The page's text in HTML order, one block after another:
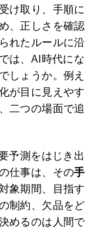
け取り、手順に
、正しさを確認
れたルールに沿
は、AI時代にな
しょうか。例え
が目に見えやす
二つの場面で追
予測をはじき出
仕事は、その手
象期間、目指す
制約、欠品をど
めるのは人間で